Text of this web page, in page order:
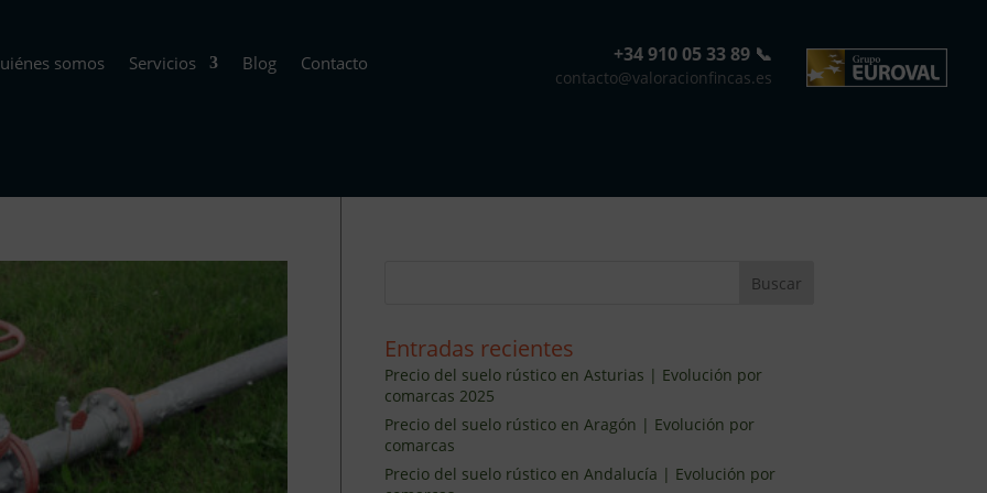
somos Servicios Blog Contacto +34 910 05 33 89 📞
contacto@valoracionfincas.es
Entradas recientes
Precio del suelo rústico en Asturias | Evolución por
comarcas 2025
Precio del suelo rústico en Aragón | Evolución por
comarcas
Precio del suelo rústico en Andalucía | Evolución por